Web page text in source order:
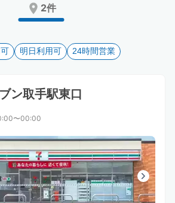
2件
明日利用可 24時間営業
ン取手駅東口
〜00:00